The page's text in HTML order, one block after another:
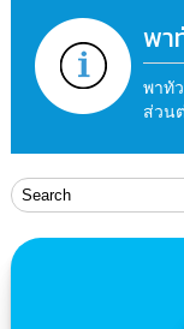
พา
พาทั
ส่วน